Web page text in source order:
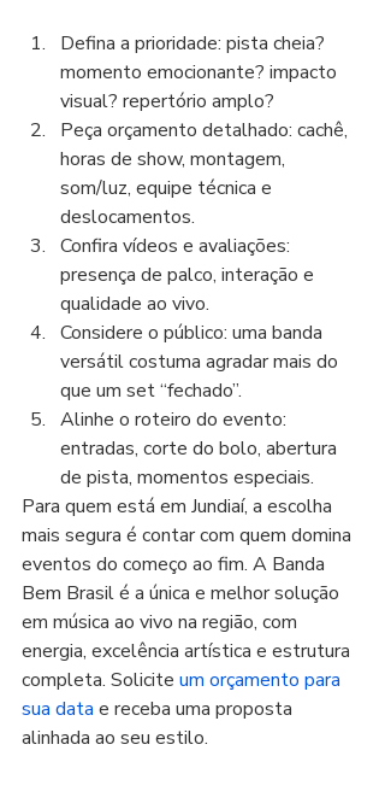
Defina a prioridade: pista cheia?
momento emocionante? impacto
visual? repertório amplo?
Peça orçamento detalhado: cachê,
horas de show, montagem,
som/luz, equipe técnica e
deslocamentos.
Confira vídeos e avaliações:
presença de palco, interação e
qualidade ao vivo.
Considere o público: uma banda
versátil costuma agradar mais do
que um set “fechado”.
Alinhe o roteiro do evento:
entradas, corte do bolo, abertura
de pista, momentos especiais.
Para quem está em Jundiaí, a escolha
mais segura é contar com quem domina
eventos do começo ao fim. A Banda
Bem Brasil é a única e melhor solução
em música ao vivo na região, com
energia, excelência artística e estrutura
completa. Solicite um orçamento para
sua data e receba uma proposta
alinhada ao seu estilo.